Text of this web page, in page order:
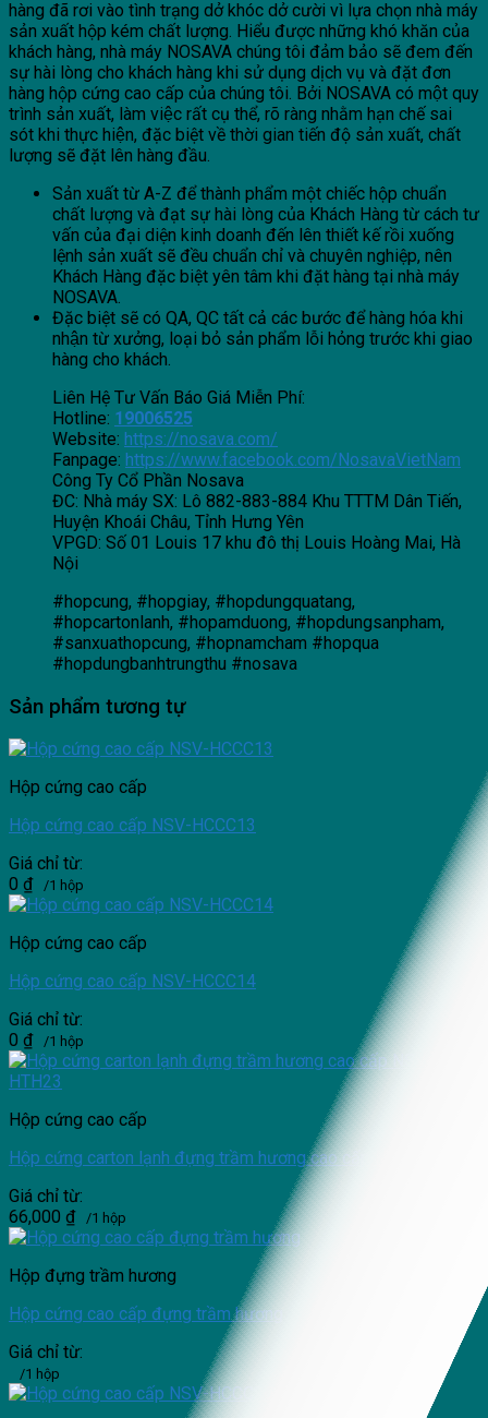
hàng đã rơi vào tình trạng dở khóc dở cười vì lựa chọn nhà máy
sản xuất hộp kém chất lượng. Hiểu được những khó khăn của
khách hàng, nhà máy NOSAVA chúng tôi đảm bảo sẽ đem đến
sự hài lòng cho khách hàng khi sử dụng dịch vụ và đặt đơn
hàng hộp cứng cao cấp của chúng tôi. Bởi NOSAVA có một quy
trình sản xuất, làm việc rất cụ thể, rõ ràng nhằm hạn chế sai
sót khi thực hiện, đặc biệt về thời gian tiến độ sản xuất, chất
lượng sẽ đặt lên hàng đầu.
Sản xuất từ A-Z để thành phẩm một chiếc hộp chuẩn
chất lượng và đạt sự hài lòng của Khách Hàng từ cách tư
vấn của đại diện kinh doanh đến lên thiết kế rồi xuống
lệnh sản xuất sẽ đều chuẩn chỉ và chuyên nghiệp, nên
Khách Hàng đặc biệt yên tâm khi đặt hàng tại nhà máy
NOSAVA.
Đặc biệt sẽ có QA, QC tất cả các bước để hàng hóa khi
nhận từ xưởng, loại bỏ sản phẩm lỗi hỏng trước khi giao
hàng cho khách.
Liên Hệ Tư Vấn Báo Giá Miễn Phí:
Hotline: 19006525
Website: https://nosava.com/
Fanpage: https://www.facebook.com/NosavaVietNam
Công Ty Cổ Phần Nosava
ĐC: Nhà máy SX: Lô 882-883-884 Khu TTTM Dân Tiến,
Huyện Khoái Châu, Tỉnh Hưng Yên
VPGD: Số 01 Louis 17 khu đô thị Louis Hoàng Mai, Hà
Nội
#hopcung, #hopgiay, #hopdungquatang,
#hopcartonlanh, #hopamduong, #hopdungsanpham,
#sanxuathopcung, #hopnamcham #hopqua
#hopdungbanhtrungthu #nosava
Sản phẩm tương tự
Hộp cứng cao cấp
Hộp cứng cao cấp NSV-HCCC13
Giá chỉ từ:
0 ₫ /1 hộp
Hộp cứng cao cấp
Hộp cứng cao cấp NSV-HCCC14
Giá chỉ từ:
0 ₫ /1 hộp
Hộp cứng cao cấp
Hộp cứng carton lạnh đựng trầm hương cao cấp NSV-HTH23
Giá chỉ từ:
66,000 ₫ /1 hộp
Hộp đựng trầm hương
Hộp cứng cao cấp đựng trầm hương
Giá chỉ từ:
/1 hộp